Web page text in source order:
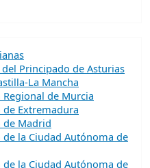
del Principado de Asturias
La Mancha
Regional de Murcia
de Extremadura
de Madrid
de la Ciudad Autónoma de
de la Ciudad Autónoma de